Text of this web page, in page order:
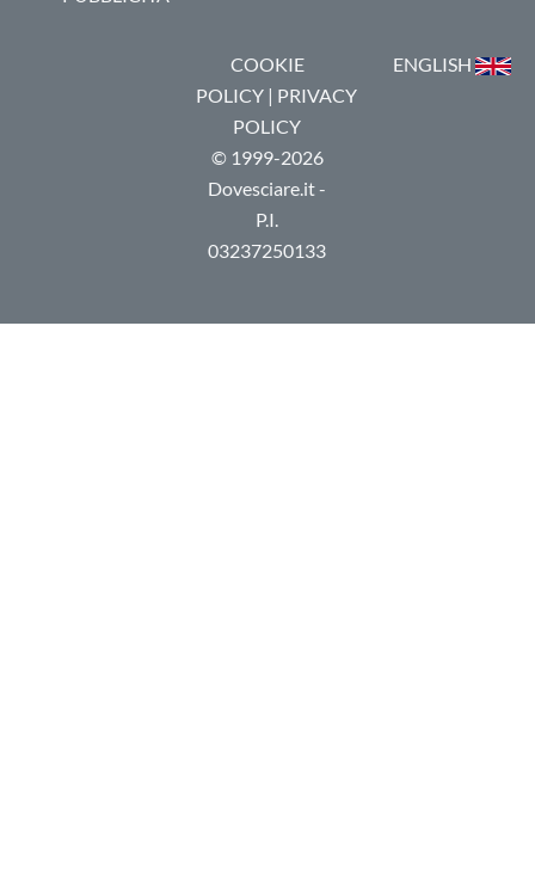
COOKIE
POLICY| PRIVACY
POLICY
© 1999-2026
Dovesciare.it -
P.I.
03237250133
ENGLISH